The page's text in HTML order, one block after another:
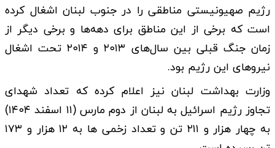
رژیم صهیونیستی مناطقی را در جنوب لبنان اشغال کرده
است که برخی از این مناطق برای دهه‌ها و برخی دیگر از
زمان جنگ قبلی بین سال‌های ۲۰۱۳ و ۲۰۱۴ تحت اشغال
نیروهای این رژیم بود.
وزارت بهداشت لبنان نیز اعلام کرده که تعداد شهدای
تجاوز رژیم اسرائیل به لبنان از دوم مارس (۱۱ اسفند ۱۴۰۴)
به چهار هزار و ۲۱۱ تن و تعداد زخمی ها به ۱۲ هزار و ۱۷۳